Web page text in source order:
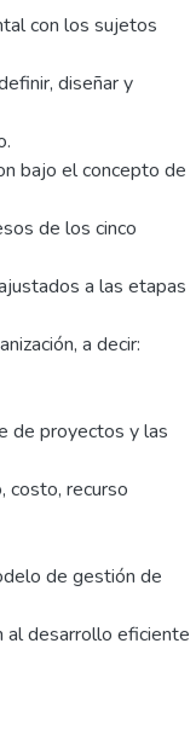
con los sujetos
diseñar y
bajo el concepto de
de los cinco
a las etapas
a decir:
de proyectos y las
costo, recurso
de gestión de
al desarrollo eficiente